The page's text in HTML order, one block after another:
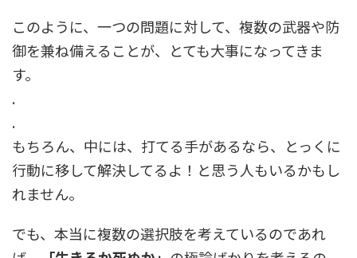
このように、一つの問題に対して、複数の武器や防
御を兼ね備えることが、とても大事になってきま
す。
.
.
もちろん、中には、打てる手があるなら、とっくに
行動に移して解決してるよ！と思う人もいるかもし
れません。
でも、本当に複数の選択肢を考えているのであれ